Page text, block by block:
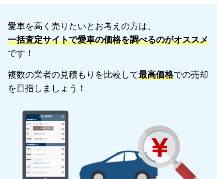
愛車を高く売りたいとお考えの方は、
一括査定サイトで愛車の価格を調べるのがオススメ
です！
複数の業者の見積もりを比較して最高価格での売却
を目指しましょう！